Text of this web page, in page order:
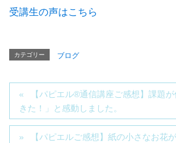
受講生の声はこちら
カテゴリー ブログ
【パピエル®通信講座ご感想】課題
きた！」と感動しました。
【パピエルご感想】紙の小さなお花